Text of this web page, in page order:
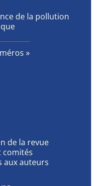
de la pollution
de la revue
comités
aux auteurs